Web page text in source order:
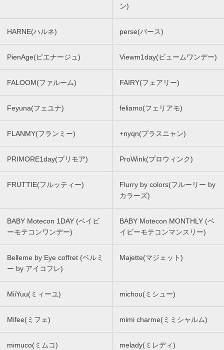
ン)
HARNE(ハルネ) perse(パース)
PienAge(ピエナージュ) Viewm1day(ビュームワンデー)
FALOOM(ファルーム) FAIRY(フェアリー)
Feyuna(フェユナ) feliamo(フェリアモ)
FLANMY(フランミー) +nyqn(プラスニャン)
PRIMORE1day(プリモア) ProWink(プロウィンク)
FRUTTIE(フルッティー)
Flurry by colors(フルーリー by
カラーズ)
BABY Motecon 1DAY (ベイビ
ーモテコンワンデー)
BABY Motecon MONTHLY (ベ
イビーモテコンマンスリー)
Belleme by Eye coffret (ベルミ
ー by アイコフレ)
Majette(マジェット)
MiiYuu(ミィーユ) michou(ミシュー)
Mifee(ミフェ) mimi charme(ミミシャルム)
mimuco(ミムコ) melady(ミレディ)